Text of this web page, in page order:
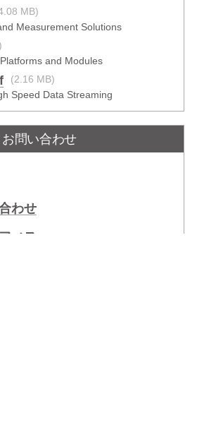
MB)
Measurement Solutions
and Modules
(2.16 MB)
Speed Data Streaming
お問い合わせ
わせ
ィス